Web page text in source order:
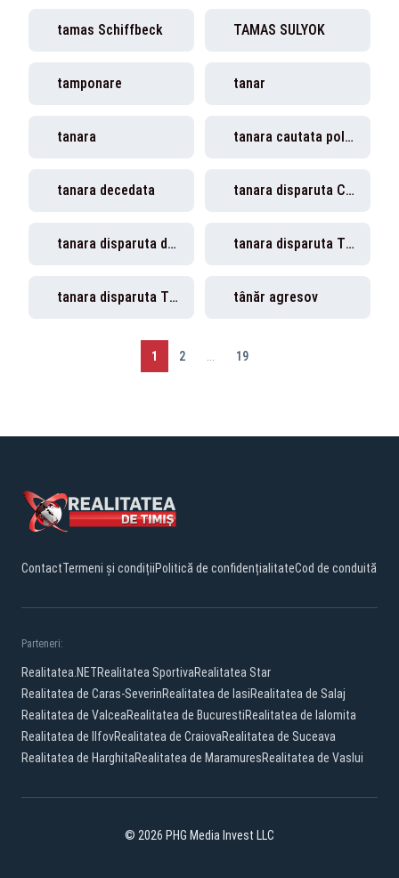
tamas Schiffbeck TAMAS SULYOK
tamponare tanar
tanara tanara cautata politie Timisoara
tanara decedata tanara disparuta Ciacova
tanara disparuta de 5 zile tanara disparuta Timis
tanara disparuta Timisoara tânăr agresov
1 2 19
ContactTermeni și condițiiPolitică de confidențialitateCod de conduită
Parteneri:
Realitatea.NETRealitatea SportivaRealitatea Star
Realitatea de Caras-SeverinRealitatea de IasiRealitatea de Salaj
Realitatea de ValceaRealitatea de BucurestiRealitatea de Ialomita
Realitatea de IlfovRealitatea de CraiovaRealitatea de Suceava
Realitatea de HarghitaRealitatea de MaramuresRealitatea de Vaslui
© 2026 PHG Media Invest LLC